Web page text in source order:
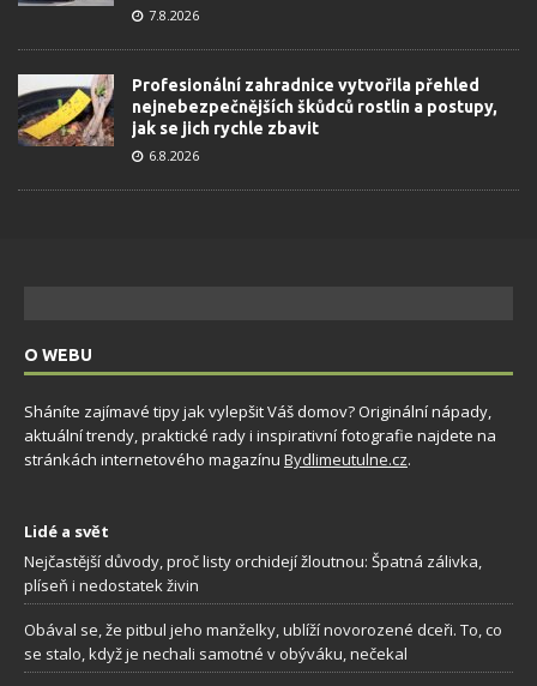
7.8.2026
Profesionální zahradnice vytvořila přehled
nejnebezpečnějších škůdců rostlin a postupy,
jak se jich rychle zbavit
6.8.2026
O WEBU
Sháníte zajímavé tipy jak vylepšit Váš domov? Originální nápady,
aktuální trendy, praktické rady i inspirativní fotografie najdete na
stránkách internetového magazínu Bydlimeutulne.cz.
Lidé a svět
Nejčastější důvody, proč listy orchidejí žloutnou: Špatná zálivka,
plíseň i nedostatek živin
Obával se, že pitbul jeho manželky, ublíží novorozené dceři. To, co
se stalo, když je nechali samotné v obýváku, nečekal